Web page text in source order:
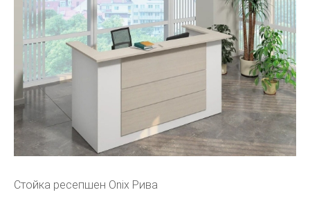
Стойка ресепшен Onix Рива